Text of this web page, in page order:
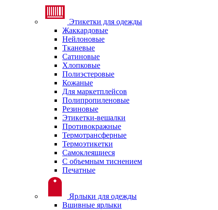
Этикетки для одежды
Жаккардовые
Нейлоновые
Тканевые
Сатиновые
Хлопковые
Полиэстеровые
Кожаные
Для маркетплейсов
Полипропиленовые
Резиновые
Этикетки-вешалки
Противокражные
Термотрансферные
Термоэтикетки
Самоклеящиеся
С объемным тиснением
Печатные
Ярлыки для одежды
Вшивные ярлыки